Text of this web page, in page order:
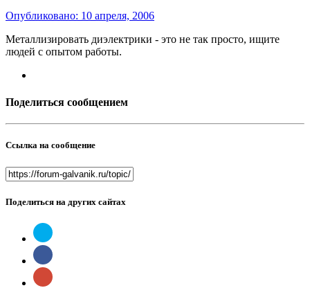
Опубликовано: 10 апреля, 2006
Металлизировать диэлектрики - это не так просто, ищите
людей с опытом работы.
Поделиться сообщением
Ссылка на сообщение
Поделиться на других сайтах